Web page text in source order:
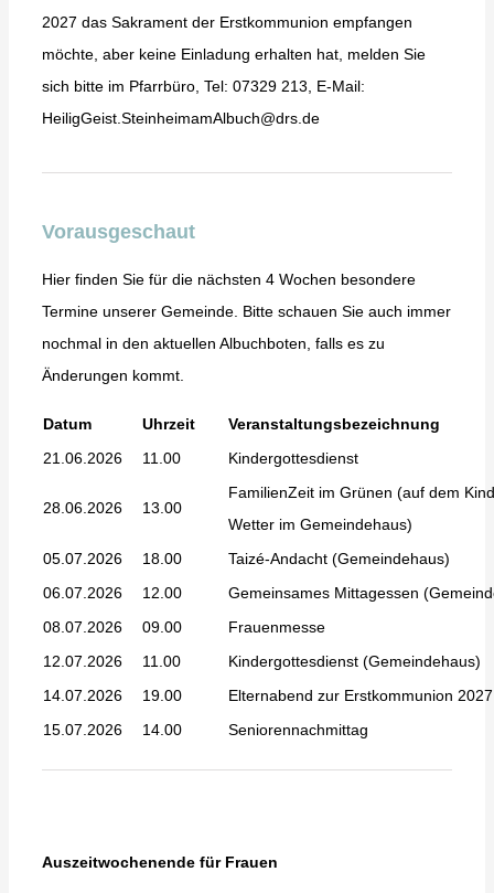
2027 das Sakrament der Erstkommunion empfangen
möchte, aber keine Einladung erhalten hat, melden Sie
sich bitte im Pfarrbüro, Tel: 07329 213, E-Mail:
HeiligGeist.SteinheimamAlbuch@drs.de
Vorausgeschaut
Hier finden Sie für die nächsten 4 Wochen besondere
Termine unserer Gemeinde. Bitte schauen Sie auch immer
nochmal in den aktuellen Albuchboten, falls es zu
Änderungen kommt.
Datum Uhrzeit
Veranstaltungsbezeichnung
21.06.2026
11.00 Kindergottesdienst
28.06.2026 13.00
FamilienZeit im Grünen (auf dem
Wetter im Gemeindehaus)
05.07.2026
18.00
Taizé-Andacht (Gemeindehaus)
06.07.2026
12.00
Gemeinsames Mittagessen
08.07.2026
09.00
Frauenmesse
12.07.2026
11.00
Kindergottesdienst (Gemeindehaus)
14.07.2026
19.00
Elternabend zur Erstkommunion
15.07.2026
14.00 Seniorennachmittag
Auszeitwochenende für Frauen